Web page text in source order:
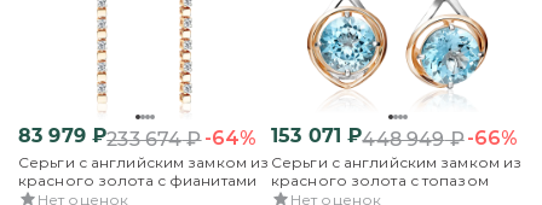
83 979₽233 674₽-64%
Серьги с английским замком из
красного золота с фианитами
Нет оценок
153 071 ₽448 949₽-66%
Серьги с английским замком из
красного золота с топазом
Нет оценок